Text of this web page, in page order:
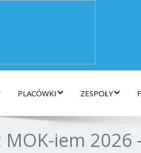
PLACÓWKI ZESPOŁY
MOK-iem 2026